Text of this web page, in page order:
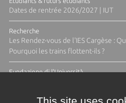
Dates de rentrée 2026/2027 | IUT
Recherche
Les Rendez-vous de l'IES Cargèse :
Pourquoi les trains flottent-ils ?
Fundazione di l'Università